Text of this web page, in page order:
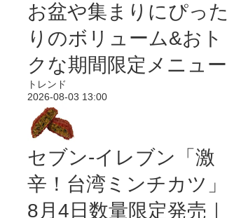
お盆や集まりにぴった
りのボリューム&おト
クな期間限定メニュー
トレンド
2026-08-03 13:00
セブン-イレブン「激
辛！台湾ミンチカツ」
8月4日数量限定発売｜